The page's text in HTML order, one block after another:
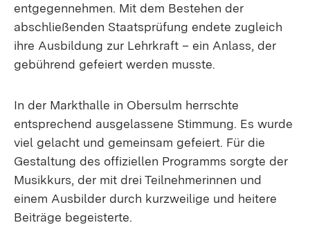
entgegennehmen. Mit dem Bestehen der
abschließenden Staatsprüfung endete zugleich
ihre Ausbildung zur Lehrkraft – ein Anlass, der
gebührend gefeiert werden musste.
In der Markthalle in Obersulm herrschte
entsprechend ausgelassene Stimmung. Es wurde
viel gelacht und gemeinsam gefeiert. Für die
Gestaltung des offiziellen Programms sorgte der
Musikkurs, der mit drei Teilnehmerinnen und
einem Ausbilder durch kurzweilige und heitere
Beiträge begeisterte.